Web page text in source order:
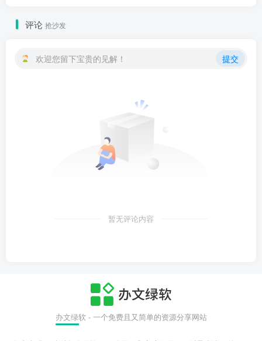
评论 抢沙发
欢迎您留下宝贵的见解！ 提交
暂无评论内容
办文绿软 - 一个免费且又简单的资源分享网站